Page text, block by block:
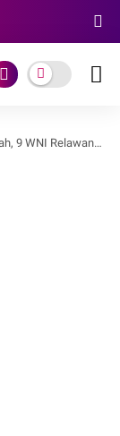
Segera Pulang ke Tanah Air